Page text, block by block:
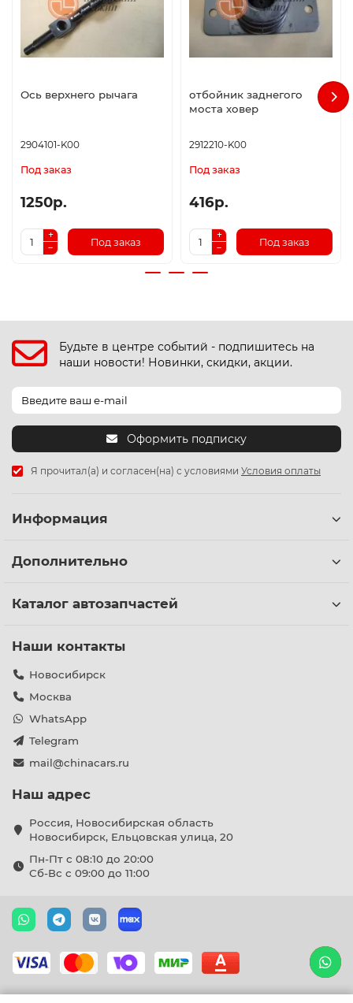
Ось верхнего рычага
2904101-K00
Под заказ
1250р.
Под заказ
отбойник заднегого
моста ховер
2912210-K00
Под заказ
416р.
Под заказ
Будьте в центре событий - подпишитесь на
наши новости! Новинки, скидки, акции.
Оформить подписку
Я прочитал(а) и согласен(на) с условиями Условия оплаты
Информация
Дополнительно
Каталог автозапчастей
Наши контакты
Новосибирск
Москва
WhatsApp
Telegram
mail@chinacars.ru
Наш адрес
Россия, Новосибирская область
Новосибирск, Ельцовская улица, 20
Пн-Пт с 08:10 до 20:00
Сб-Вс с 09:00 до 11:00